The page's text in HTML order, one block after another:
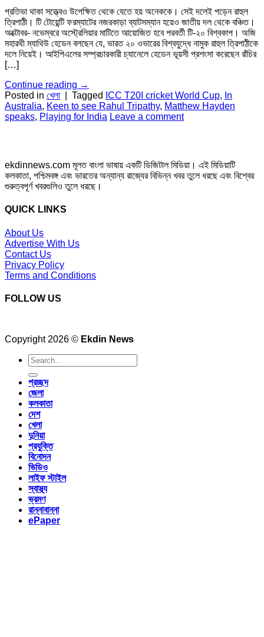
প্রতিভা থাকা সত্ত্বেও উপেক্ষিত থেকে যেতে হয় অনেককে। সেই দলেই পড়েন রাহুল
ত্রিপাঠী। টি টোয়েন্টি ফরম্যাটের নজরকাড়া ব্যাটসম্যান হয়েও জাতীয় দল থেকে বঞ্চিত।
অক্টোবর- নভেম্বরে অস্ট্রেলিয়ার মাটিতে আয়োজিত হবে পরবর্তী টি-২০ বিশ্বকাপ। অজি
মহারথী ম্যাথিউ হেডেন বলছেন যে, ভারত ২০ ওভারের বিশ্বযুদ্ধে নামুক রাহুল ত্রিপাঠীকে
দলে নিয়েই। আইপিএলের সম্প্রচারকারী চ্যানেলে হেডেন ভূয়সী প্রশংসা করেছেন রাঁচির
[…]
Continue reading →
Posted in খেলা Tagged ICC T20I cricket World Cup, In
Australia, Keen to see Rahul Tripathy, Matthew Hayden
speaks, Playing for India Leave a comment
ekdinnews.com মূলত বাংলা ভাষায় একটি ডিজিটাল মিডিয়া। এই মিডিয়াটি
কলকাতা, পশ্চিমবঙ্গ এবং ভারতের অন্যান্য রাজ্যের বিভিন্ন খবর তুলে ধরছে এবং বিশ্বের
গুরুত্বপূর্ণ খবরগুলিও তুলে ধরছে।
QUICK LINKS
About Us
Advertise With Us
Contact Us
Privacy Policy
Terms and Conditions
FOLLOW US
Copyright 2026 © Ekdin News
প্রচ্ছদ
জেলা
কলকাতা
দেশ
খেলা
দুনিয়া
প্রযুক্তি
বিনোদন
ভিডিও
লাইফ স্টাইল
স্বাস্থ্য
ভ্রমণ
রান্নাবান্না
ePaper